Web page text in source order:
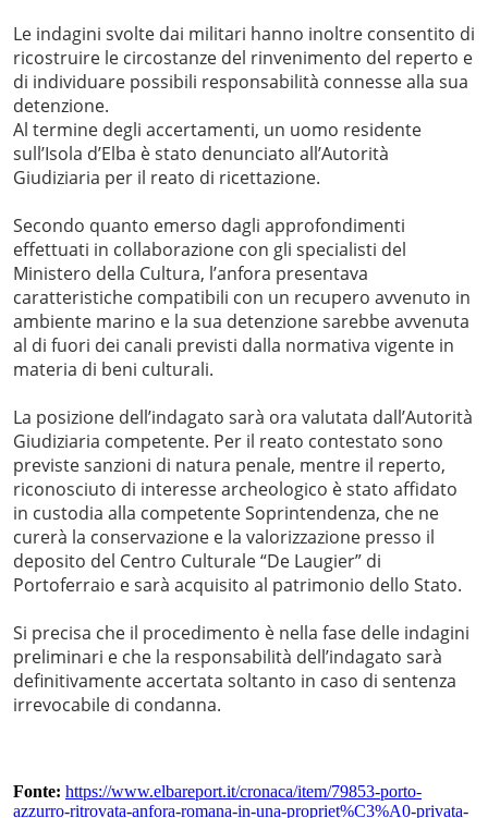
Le indagini svolte dai militari hanno inoltre consentito di
ricostruire le circostanze del rinvenimento del reperto e
di individuare possibili responsabilità connesse alla sua
detenzione.
Al termine degli accertamenti, un uomo residente
sull’Isola d’Elba è stato denunciato all’Autorità
Giudiziaria per il reato di ricettazione.
Secondo quanto emerso dagli approfondimenti
effettuati in collaborazione con gli specialisti del
Ministero della Cultura, l’anfora presentava
caratteristiche compatibili con un recupero avvenuto in
ambiente marino e la sua detenzione sarebbe avvenuta
al di fuori dei canali previsti dalla normativa vigente in
materia di beni culturali.
La posizione dell’indagato sarà ora valutata dall’Autorità
Giudiziaria competente. Per il reato contestato sono
previste sanzioni di natura penale, mentre il reperto,
riconosciuto di interesse archeologico è stato affidato
in custodia alla competente Soprintendenza, che ne
curerà la conservazione e la valorizzazione presso il
deposito del Centro Culturale “De Laugier” di
Portoferraio e sarà acquisito al patrimonio dello Stato.
Si precisa che il procedimento è nella fase delle indagini
preliminari e che la responsabilità dell’indagato sarà
definitivamente accertata soltanto in caso di sentenza
irrevocabile di condanna.
Fonte: https://www.elbareport.it/cronaca/item/79853-porto-
azzurro-ritrovata-anfora-romana-in-una-propriet%C3%A0-privata-